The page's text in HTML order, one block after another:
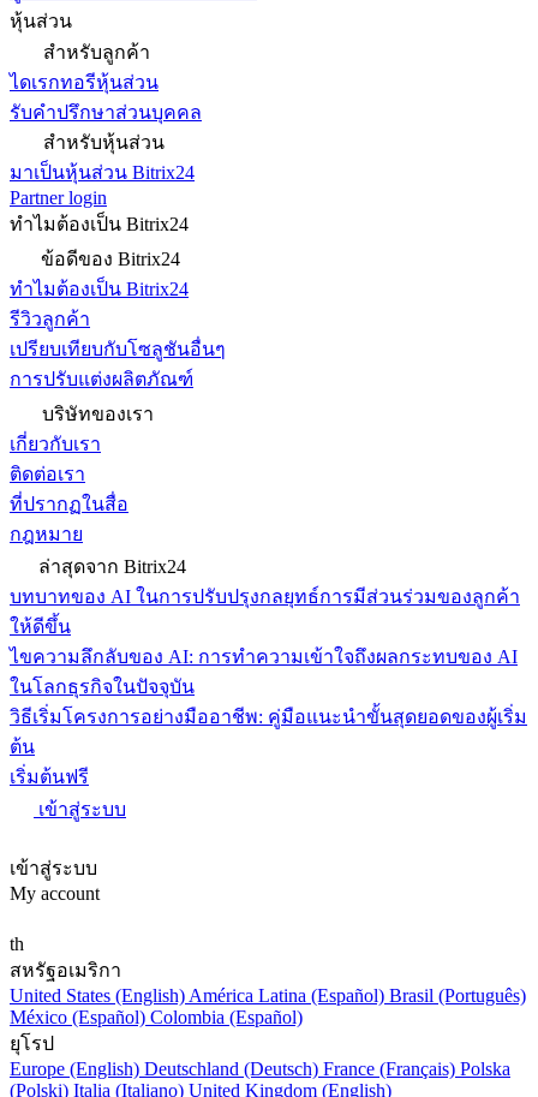
หุ้นส่วน
สำหรับลูกค้า
ไดเรกทอรีหุ้นส่วน
รับคำปรึกษาส่วนบุคคล
สำหรับหุ้นส่วน
มาเป็นหุ้นส่วน Bitrix24
Partner login
ทำไมต้องเป็น Bitrix24
ข้อดีของ Bitrix24
ทำไมต้องเป็น Bitrix24
รีวิวลูกค้า
เปรียบเทียบกับโซลูชันอื่นๆ
การปรับแต่งผลิตภัณฑ์
บริษัทของเรา
เกี่ยวกับเรา
ติดต่อเรา
ที่ปรากฏในสื่อ
กฎหมาย
ล่าสุดจาก Bitrix24
บทบาทของ AI ในการปรับปรุงกลยุทธ์การมีส่วนร่วมของลูกค้า
ให้ดีขึ้น
ไขความลึกลับของ AI: การทำความเข้าใจถึงผลกระทบของ AI
ในโลกธุรกิจในปัจจุบัน
วิธีเริ่มโครงการอย่างมืออาชีพ: คู่มือแนะนำขั้นสุดยอดของผู้เริ่ม
ต้น
เริ่มต้นฟรี
เข้าสู่ระบบ
เข้าสู่ระบบ
My account
th
สหรัฐอเมริกา
United States (English) América Latina (Español) Brasil (Português)
México (Español) Colombia (Español)
ยุโรป
Europe (English) Deutschland (Deutsch) France (Français) Polska
(Polski) Italia (Italiano) United Kingdom (English)